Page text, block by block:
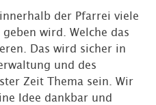
der Pfarrei viele
wird. Welche das
Das wird sicher in
und des
Zeit Thema sein. Wir
Idee dankbar und